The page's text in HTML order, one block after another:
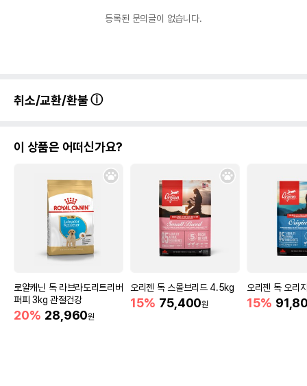
등록된 문의글이 없습니다.
취소/교환/환불
이 상품은 어떠신가요?
로얄캐닌 독 라브라도리트리버
퍼피 3kg 관절건강
20% 28,960원
오리젠 독 스몰브리드 4.5kg
15% 75,400원
오리젠 독 오리
15%